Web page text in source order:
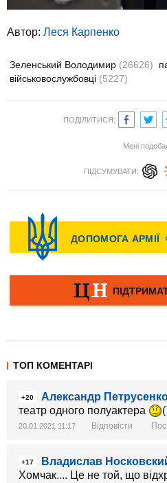
Автор: Леся Карпенко
Зеленський Володимир (26626)
військовослужбовці (5227)
ПОДІЛИТИСЯ:
Мені
ПІДСУМУВАТИ:
ТОП КОМЕНТАРІ
+20
Александр
театр одного полуактера
(
20.01.2021 11:17 Відповісти
+17
Владислав
Хомчак.... Це не той, що